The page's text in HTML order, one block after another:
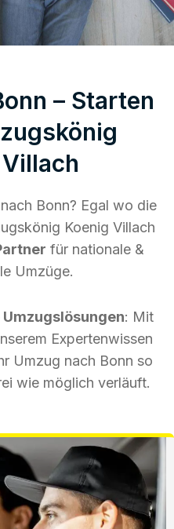
– Starten
Bonn? Egal wo die
Koenig Villach
für nationale &
Umzüge.
: Mit
Expertenwissen
Umzug nach Bonn so
wie möglich verläuft.